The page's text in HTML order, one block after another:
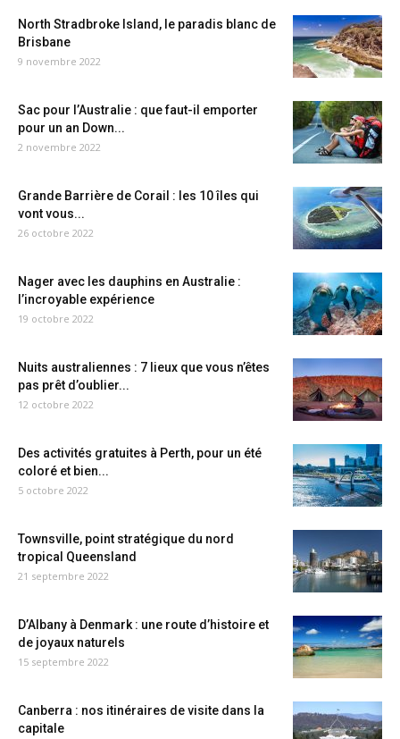
North Stradbroke Island, le paradis blanc de
Brisbane
9 novembre 2022
Sac pour l’Australie : que faut-il emporter
pour un an Down...
2 novembre 2022
Grande Barrière de Corail : les 10 îles qui
vont vous...
26 octobre 2022
Nager avec les dauphins en Australie :
l’incroyable expérience
19 octobre 2022
Nuits australiennes : 7 lieux que vous n’êtes
pas prêt d’oublier...
12 octobre 2022
Des activités gratuites à Perth, pour un été
coloré et bien...
5 octobre 2022
Townsville, point stratégique du nord
tropical Queensland
21 septembre 2022
D’Albany à Denmark : une route d’histoire et
de joyaux naturels
15 septembre 2022
Canberra : nos itinéraires de visite dans la
capitale